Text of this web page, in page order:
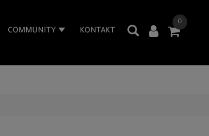
0
COMMUNITY KONTAKT